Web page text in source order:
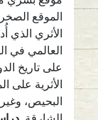
الموقع
الأثري الذي
العالمي في
على تاريخ
الأثرية على
البحيص،